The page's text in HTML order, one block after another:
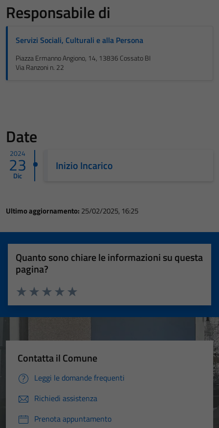
Responsabile di
Servizi Sociali, Culturali e alla Persona
Piazza Ermanno Angiono, 14, 13836 Cossato BI
Via Ranzoni n. 22
Date
2024
23
Dic
Inizio Incarico
Ultimo aggiornamento: 25/02/2025, 16:25
Quanto sono chiare le informazioni su questa
pagina?
Valuta 5 stelle su 5
Valuta 4 stelle su 5
Valuta 3 stelle su 5
Valuta 2 stelle su 5
Valuta 1 stelle su 5
Contatta il Comune
Leggi le domande frequenti
Richiedi assistenza
Prenota appuntamento